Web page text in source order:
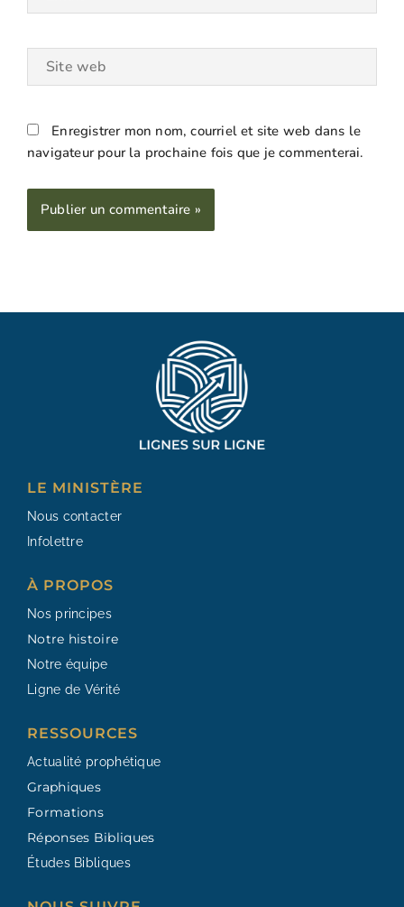
Site
Enregistrer mon nom, courriel et site web dans le
navigateur pour la prochaine fois que je commenterai.
LE MINISTÈRE
Nous contacter
Infolettre
À PROPOS
Nos principes
Notre histoire
Notre équipe
Ligne de Vérité
RESSOURCES​
Actualité prophétique
Graphiques
Formations
Réponses Bibliques
Études Bibliques